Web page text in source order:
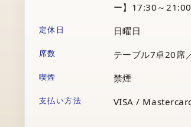
ー】17:30～
定休日 日曜日
席数 テーブル7卓20席
喫煙 禁煙
支払い方法 VISA /